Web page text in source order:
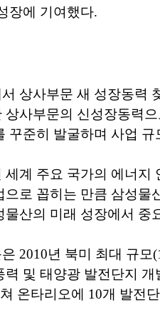
장에 기여했다.
상사부문 새 성장동력
상사부문의 신성장동력
꾸준히 발굴하며 사업 규
세계 주요 국가의 에너지
으로 꼽히는 만큼 삼성물
물산의 미래 성장에서 중
2010년 북미 최대 규모
력 및 태양광 발전단지
온타리오에 10개 발전